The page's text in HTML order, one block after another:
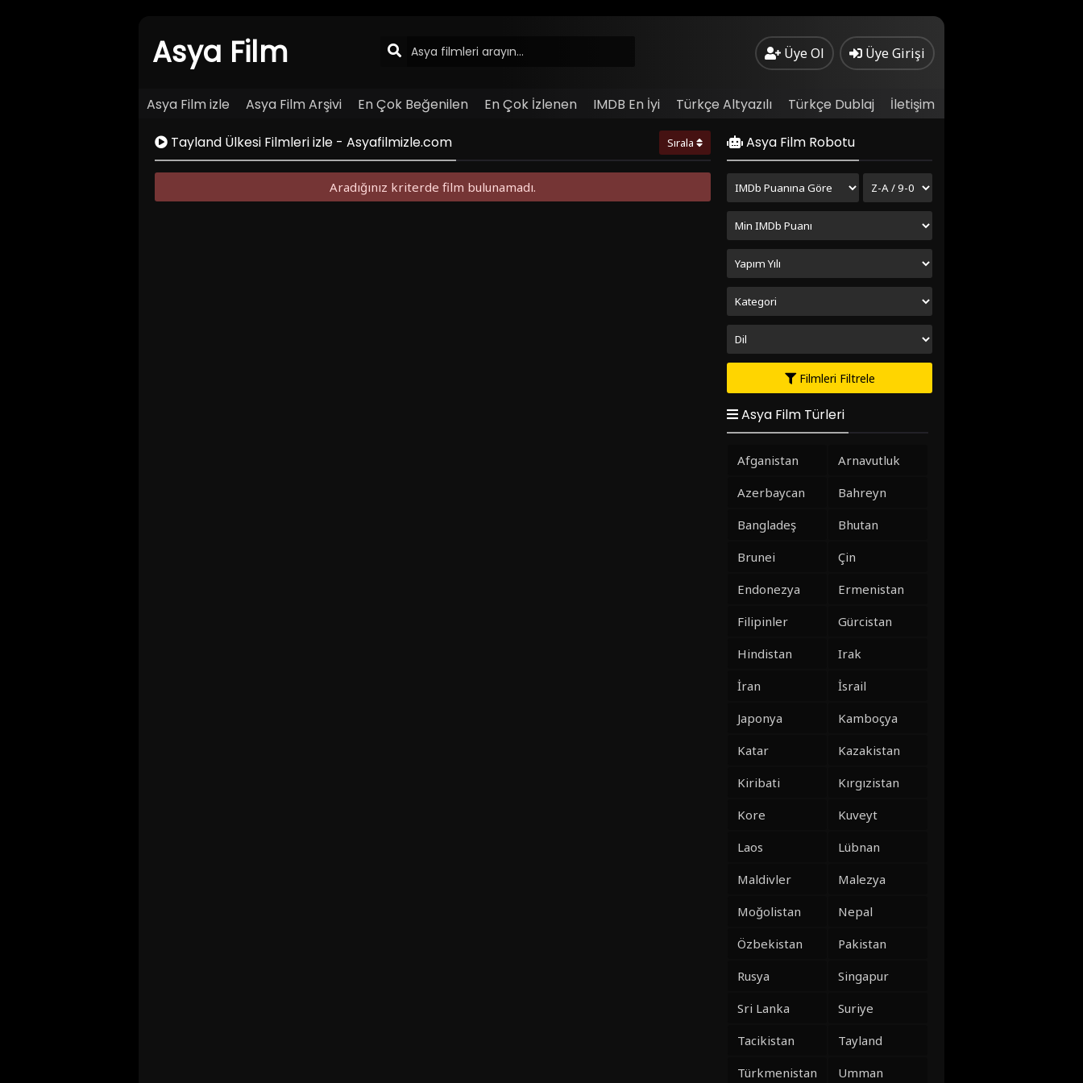
Asya Film Üye Ol Üye Girişi
Asya Film izle Asya Film Arşivi En Çok Beğenilen En Çok İzlenen IMDB En İyi Türkçe Altyazılı Türkçe Dublaj İletişim
Tayland Ülkesi Filmleri izle - Asyafilmizle.com Sırala
Aradığınız kriterde film bulunamadı.
Asya Film Robotu
Filmleri Filtrele
Asya Film Türleri
Afganistan
Arnavutluk
Azerbaycan
Bahreyn
Bangladeş
Bhutan
Brunei
Çin
Endonezya
Ermenistan
Filipinler
Gürcistan
Hindistan
Irak
İran
İsrail
Japonya
Kamboçya
Katar
Kazakistan
Kiribati
Kırgızistan
Kore
Kuveyt
Laos
Lübnan
Maldivler
Malezya
Moğolistan
Nepal
Özbekistan
Pakistan
Rusya
Singapur
Sri Lanka
Suriye
Tacikistan
Tayland
Türkmenistan
Umman